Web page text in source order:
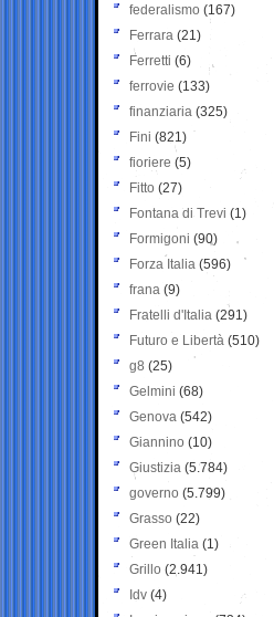
federalismo (167)
Ferrara (21)
Ferretti (6)
ferrovie (133)
finanziaria (325)
Fini (821)
fioriere (5)
Fitto (27)
Fontana di Trevi (1)
Formigoni (90)
Forza Italia (596)
frana (9)
Fratelli d'Italia (291)
Futuro e Libertà (510)
g8 (25)
Gelmini (68)
Genova (542)
Giannino (10)
Giustizia (5.784)
governo (5.799)
Grasso (22)
Green Italia (1)
Grillo (2.941)
Idv (4)